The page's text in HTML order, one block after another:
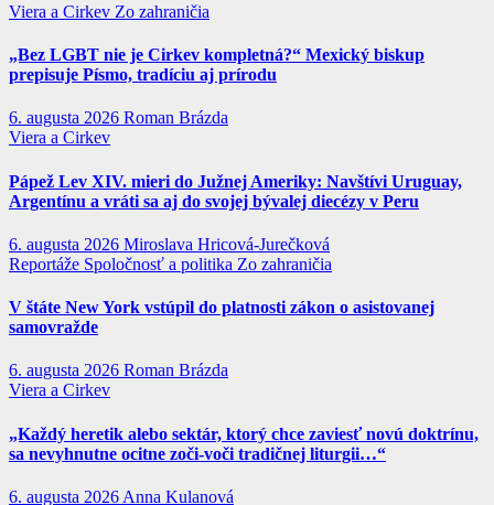
Viera a Cirkev Zo zahraničia
„Bez LGBT nie je Cirkev kompletná?“ Mexický biskup
prepisuje Písmo, tradíciu aj prírodu
6. augusta 2026 Roman Brázda
Viera a Cirkev
Pápež Lev XIV. mieri do Južnej Ameriky: Navštívi Uruguay,
Argentínu a vráti sa aj do svojej bývalej diecézy v Peru
6. augusta 2026 Miroslava Hricová-Jurečková
Reportáže Spoločnosť a politika Zo zahraničia
V štáte New York vstúpil do platnosti zákon o asistovanej
samovražde
6. augusta 2026 Roman Brázda
Viera a Cirkev
„Každý heretik alebo sektár, ktorý chce zaviesť novú doktrínu,
sa nevyhnutne ocitne zoči-voči tradičnej liturgii…“
6. augusta 2026 Anna Kulanová